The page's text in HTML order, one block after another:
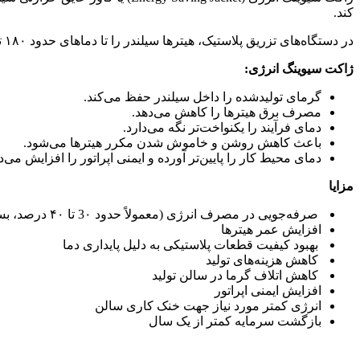
کند.
در دستگاه‌های تزریق پلاستیک، هیترها سیلندر را تا دماهای حدود ۱۸۰ تا ۳۵۰ درجه سانتی‌گراد گرم می‌کنند. بخشی از این گرما به جای انتقال به مواد پلاستیکی، به محیط اطراف هدر می‌رود.
ژاکت سیوینگ انرژی:
گرمای تولیدشده را داخل سیلندر حفظ می‌کند.
مصرف برق هیترها را کاهش می‌دهد.
دمای فرآیند را یکنواخت‌تر نگه می‌دارد.
باعث کاهش روشن و خاموش شدن مکرر هیترها می‌شود.
دمای محیط کار را پایین‌تر آورده و ایمنی اپراتور را افزایش
مزایا
صرفه‌جویی در مصرف انرژی (معمولاً حدود 3۰ تا ۴۰ درصد، بسته به نوع دستگاه و شرایط کار)
افزایش عمر هیترها
بهبود کیفیت قطعات پلاستیکی به دلیل پایداری دما
کاهش هزینه‌های تولید
کاهش اتلاف گرما در سالن تولید
افزایش ایمنی اپراتور
انرژی کمتر مورد نیاز جهت خنک کاری سالن
بازگشت سرمایه کمتر از یک سال